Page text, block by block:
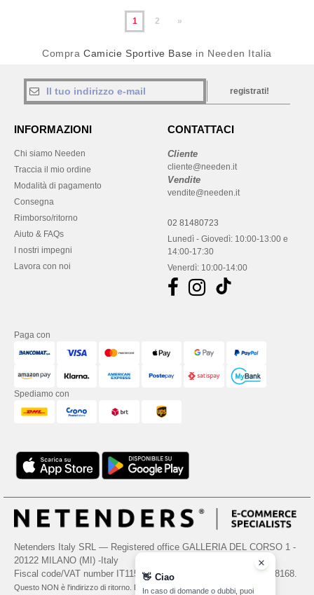
1 2 »
CompraCamicie Sportive Base in Needen Italia
registrati!
INFORMAZIONI
Chi siamo Needen
Traccia il mio ordine
Modalità di pagamento
Consegna
Rimborso/ritorno
Aiuto & FAQs
I nostri impegni
Lavora con noi
CONTATTACI
Cliente
cliente@needen.it
Vendite
vendite@needen.it
02 81480723
Lunedì - Giovedì: 10:00-13:00 e
14:00-17:30
Venerdì: 10:00-14:00
Paga con
Spediamo con
Netenders Italy SRL — Registered office GALLERIA DEL CORSO 1 -
20122 MILANO (MI) -Italy
Fiscal code/VAT number IT11510210963 — REA number MI-2608168.
Questo NON è l'indirizzo di ritorno. Per i resi, vedere qui
👋 Ciao
In caso di domande o dubbi, puoi